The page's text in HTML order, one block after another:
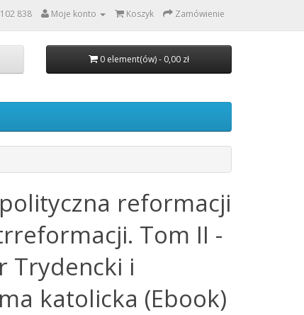
838 Moje konto Koszyk Zamówienie
0 element(ów) - 0,00 zł
reformacji
Tom II -
Trydencki i
katolicka (Ebook)